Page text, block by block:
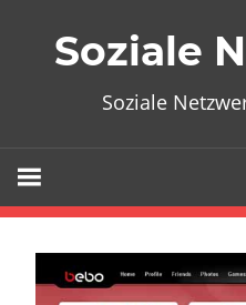
Soziale
Soziale